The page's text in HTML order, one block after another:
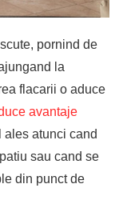
pornind de
la
flacarii o aduce
avantaje
ales atunci cand
sau cand se
din punct de